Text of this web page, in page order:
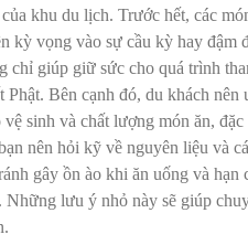
khu du lịch. Trước hết, các
kỳ vọng vào sự cầu kỳ hay
chỉ giúp giữ sức cho quá trình
Phật. Bên cạnh đó, du khách
sinh và chất lượng món ăn,
nên hỏi kỹ về nguyên liệu và
gây ồn ào khi ăn uống và
Những lưu ý nhỏ này sẽ giúp